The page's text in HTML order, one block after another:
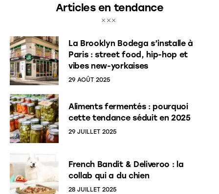
Articles en tendance
La Brooklyn Bodega s’installe à
Paris : street food, hip-hop et
vibes new-yorkaises
29 AOÛT 2025
Aliments fermentés : pourquoi
cette tendance séduit en 2025
29 JUILLET 2025
French Bandit & Deliveroo : la
collab qui a du chien
28 JUILLET 2025